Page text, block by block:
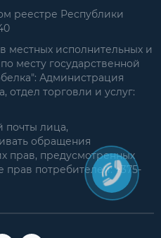
реестре Республики
местных исполнительных и
месту государственной
Администрация
отдел торговли и услуг:
почты лица,
обращения
прав, предусмотренных
прав потребителей: +375-